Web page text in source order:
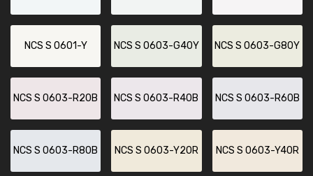
NCS S 0601-Y NCS S 0603-G40Y NCS S 0603-G80Y
NCS S 0603-R20B NCS S 0603-R40B NCS S 0603-R60B
NCS S 0603-R80B NCS S 0603-Y20R NCS S 0603-Y40R